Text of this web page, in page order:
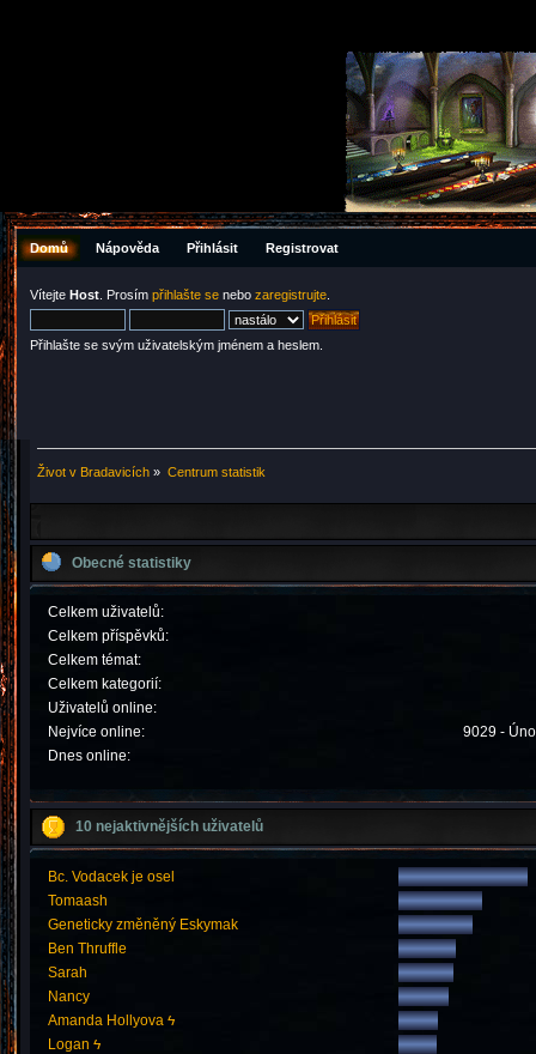
Domů Nápověda Přihlásit Registrovat
Vítejte Host . Prosím přihlašte se nebo zaregistrujte
Přihlašte se svým uživatelským jménem a heslem.
Život v Bradavicích » Centrum statistik
Obecné statistiky
Celkem uživatelů:
Celkem příspěvků:
Celkem témat:
Celkem kategorií:
Uživatelů online:
Nejvíce online:
9029 -
Dnes online:
10 nejaktivnějších uživatelů
Bc. Vodacek je osel
Tomaash
Geneticky změněný Eskymak
Ben Thruffle
Sarah
Nancy
Amanda Hollyova ϟ
Logan ϟ